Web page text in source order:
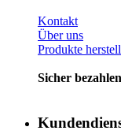
Kontakt
Über uns
Produkte
Sicher bezahlen